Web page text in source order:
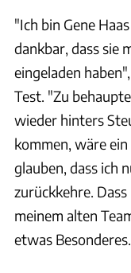
"Ich bin Gene
dankbar, dass sie
eingeladen
Test. "Zu
wieder hinters
kommen, wäre
glauben, dass ich
zurückkehre.
meinem alten
etwas